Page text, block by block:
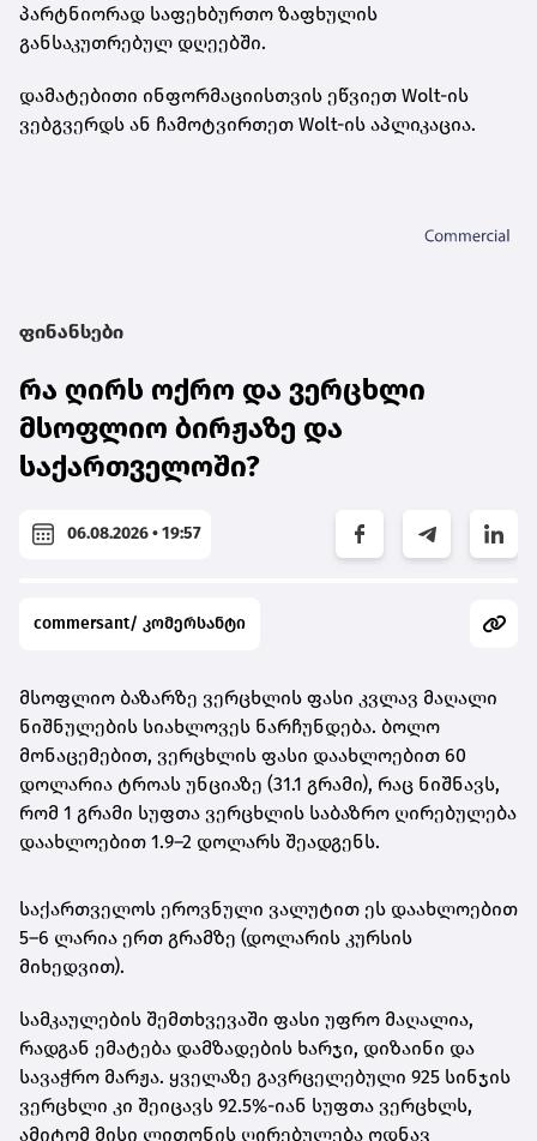
პარტნიორად საფეხბურთო ზაფხულის
განსაკუთრებულ დღეებში.
დამატებითი ინფორმაციისთვის ეწვიეთ Wolt-ის
ვებგვერდს ან ჩამოტვირთეთ Wolt-ის აპლიკაცია.
ფინანსები
რა ღირს ოქრო და ვერცხლი
მსოფლიო ბირჟაზე და
საქართველოში?
06.08.2026 • 19:57
commersant/ კომერსანტი
მსოფლიო ბაზარზე ვერცხლის ფასი კვლავ მაღალი
ნიშნულების სიახლოვეს ნარჩუნდება. ბოლო
მონაცემებით, ვერცხლის ფასი დაახლოებით 60
დოლარია ტროას უნციაზე (31.1 გრამი), რაც ნიშნავს,
რომ 1 გრამი სუფთა ვერცხლის საბაზრო ღირებულება
დაახლოებით 1.9–2 დოლარს შეადგენს.
საქართველოს ეროვნული ვალუტით ეს დაახლოებით
5–6 ლარია ერთ გრამზე (დოლარის კურსის
მიხედვით).
სამკაულების შემთხვევაში ფასი უფრო მაღალია,
რადგან ემატება დამზადების ხარჯი, დიზაინი და
სავაჭრო მარჟა. ყველაზე გავრცელებული 925 სინჯის
ვერცხლი კი შეიცავს 92.5%-იან სუფთა ვერცხლს,
ამიტომ მისი ლითონის ღირებულება ოდნავ